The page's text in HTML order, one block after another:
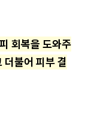
회복을 도와주
더불어 피부 결